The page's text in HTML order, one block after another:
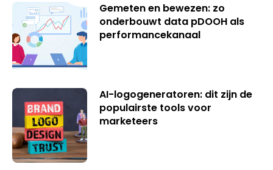
Gemeten en bewezen: zo
onderbouwt data pDOOH als
performancekanaal
AI-logogeneratoren: dit zijn de
populairste tools voor
marketeers